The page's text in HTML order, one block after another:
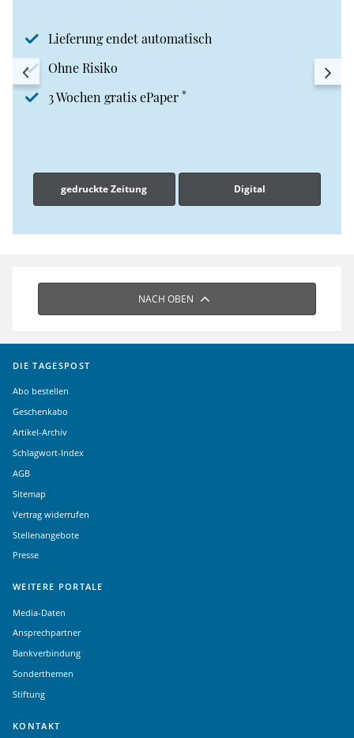
Lieferung endet automatisch
Ohne Risiko
3 Wochen gratis ePaper *
gedruckte Zeitung Digital
NACH OBEN
DIE TAGESPOST
Abo bestellen
Geschenkabo
Artikel-Archiv
Schlagwort-Index
AGB
Sitemap
Vertrag widerrufen
Stellenangebote
Presse
WEITERE PORTALE
Media-Daten
Ansprechpartner
Bankverbindung
Sonderthemen
Stiftung
KONTAKT